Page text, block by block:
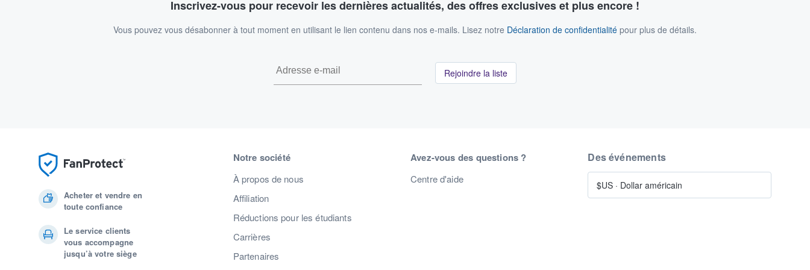
Inscrivez-vous pour recevoir les dernières actualités, des offres exclusives et plus encore !
Vous pouvez vous désabonner à tout moment en utilisant le lien contenu dans nos e-mails. Lisez notre Déclaration de confidentialité pour plus de détails.
Rejoindre la liste
Acheter et vendre en
toute confiance
Le service clients
vous accompagne
jusqu’à votre siège
Notre société
À propos de nous
Affiliation
Réductions pour les étudiants
Carrières
Partenaires
Avez-vous des questions ?
Centre d'aide
Des événements
$US · Dollar américain